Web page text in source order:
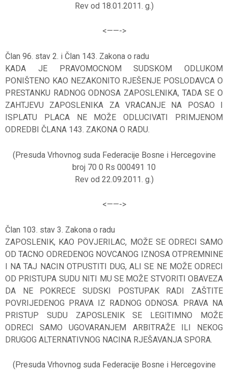
Rev od 18.01.2011. g.)
<——->
Član 96. stav 2. i Član 143. Zakona o radu
KADA JE PRAVOMOCNOM SUDSKOM ODLUKOM
PONIŠTENO KAO NEZAKONITO RJEŠENJE POSLODAVCA O
PRESTANKU RADNOG ODNOSA ZAPOSLENIKA, TADA SE O
ZAHTJEVU ZAPOSLENIKA ZA VRACANJE NA POSAO I
ISPLATU PLACA NE MOŽE ODLUCIVATI PRIMJENOM
ODREDBI ČLANA 143. ZAKONA O RADU.
(Presuda Vrhovnog suda Federacije Bosne i Hercegovine
broj 70 0 Rs 000491 10
Rev od 22.09.2011. g.)
<——->
Član 103. stav 3. Zakona o radu
ZAPOSLENIK, KAO POVJERILAC, MOŽE SE ODRECI SAMO
OD TACNO ODREDENOG NOVCANOG IZNOSA OTPREMNINE
I NA TAJ NACIN OTPUSTITI DUG, ALI SE NE MOŽE ODRECI
OD PRISTUPA SUDU NITI MU SE MOŽE STVORITI OBAVEZA
DA NE POKRECE SUDSKI POSTUPAK RADI ZAŠTITE
POVRIJEDENOG PRAVA IZ RADNOG ODNOSA. PRAVA NA
PRISTUP SUDU ZAPOSLENIK SE LEGITIMNO MOŽE
ODRECI SAMO UGOVARANJEM ARBITRAŽE ILI NEKOG
DRUGOG ALTERNATIVNOG NACINA RJEŠAVANJA SPORA.
(Presuda Vrhovnog suda Federacije Bosne i Hercegovine